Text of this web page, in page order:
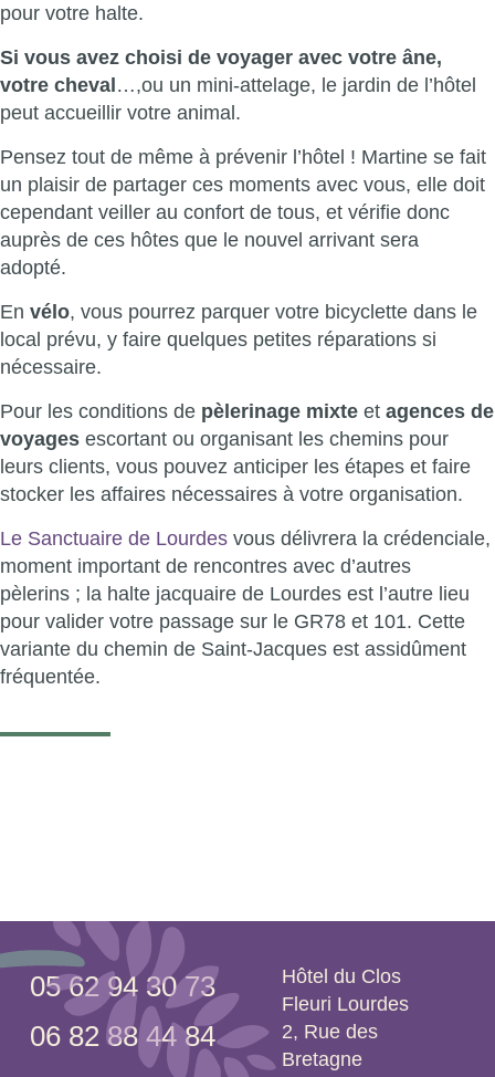
pour votre halte.
Si vous avez choisi de voyager avec votre âne,
votre cheval…,ou un mini-attelage, le jardin de l’hôtel
peut accueillir votre animal.
Pensez tout de même à prévenir l’hôtel ! Martine se fait
un plaisir de partager ces moments avec vous, elle doit
cependant veiller au confort de tous, et vérifie donc
auprès de ces hôtes que le nouvel arrivant sera
adopté.
En vélo, vous pourrez parquer votre bicyclette dans le
local prévu, y faire quelques petites réparations si
nécessaire.
Pour les conditions de pèlerinage mixte et agences de
voyages escortant ou organisant les chemins pour
leurs clients, vous pouvez anticiper les étapes et faire
stocker les affaires nécessaires à votre organisation.
Le Sanctuaire de Lourdes vous délivrera la crédenciale,
moment important de rencontres avec d’autres
pèlerins ; la halte jacquaire de Lourdes est l’autre lieu
pour valider votre passage sur le GR78 et 101. Cette
variante du chemin de Saint-Jacques est assidûment
fréquentée.
05 62 94 30 73
06 82 88 44 84
Hôtel du Clos
Fleuri Lourdes
2, Rue des
Bretagne